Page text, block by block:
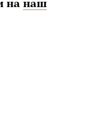
на наш